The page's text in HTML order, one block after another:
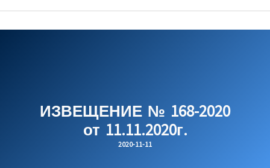
ИЗВЕЩЕНИЕ № 168-2020
от 11.11.2020г.
2020-11-11